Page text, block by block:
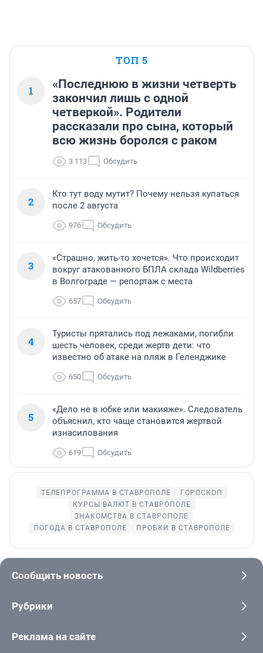
ТОП 5
1
«Последнюю в жизни четверть
закончил лишь с одной
четверкой». Родители
рассказали про сына, который
всю жизнь боролся с раком
3 113 Обсудить
2
Кто тут воду мутит? Почему нельзя купаться
после 2 августа
976 Обсудить
3
«Страшно, жить-то хочется». Что происходит
вокруг атакованного БПЛА склада Wildberries
в Волгограде — репортаж с места
657 Обсудить
4
Туристы прятались под лежаками, погибли
шесть человек, среди жертв дети: что
известно об атаке на пляж в Геленджике
650 Обсудить
5
«Дело не в юбке или макияже». Следователь
объяснил, кто чаще становится жертвой
изнасилования
619 Обсудить
ТЕЛЕПРОГРАММА В СТАВРОПОЛЕ
ГОРОСКОП
КУРСЫ ВАЛЮТ В СТАВРОПОЛЕ
ЗНАКОМСТВА В СТАВРОПОЛЕ
ПОГОДА В СТАВРОПОЛЕ
ПРОБКИ В СТАВРОПОЛЕ
Сообщить новость
Рубрики
Реклама на сайте